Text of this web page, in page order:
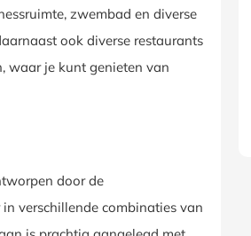
zwembad en diverse
ook diverse restaurants
waar je kunt genieten van
door de
verschillende combinaties van